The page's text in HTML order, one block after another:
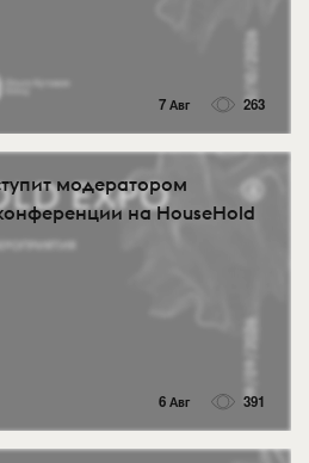
7 Авг 263
модератором
на HouseHold
6 Авг 391